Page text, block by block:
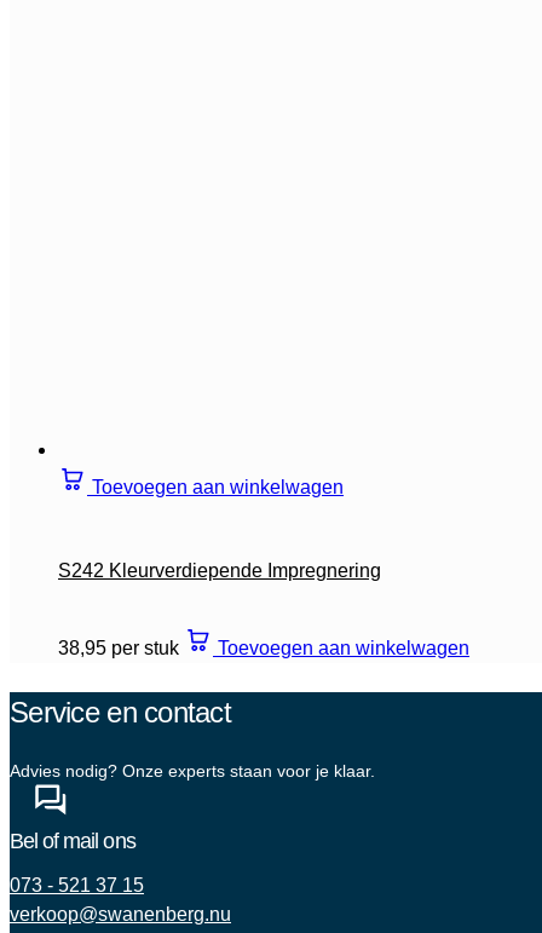
Toevoegen aan winkelwagen
S242 Kleurverdiepende Impregnering
38,95 per stuk Toevoegen aan winkelwagen
Service en contact
Advies nodig? Onze experts staan voor je klaar.
Bel of mail ons
073 - 521 37 15
verkoop@swanenberg.nu